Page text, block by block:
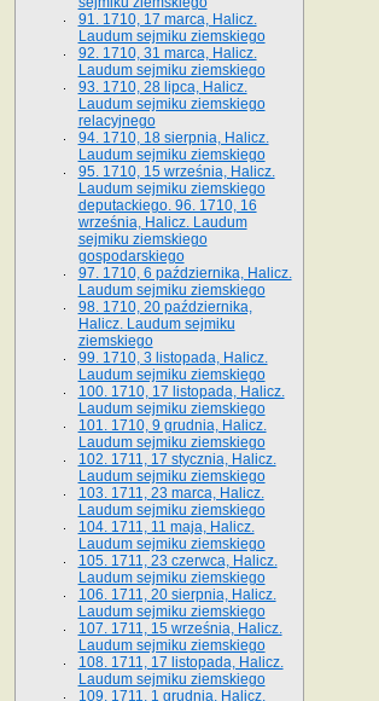
91. 1710, 17 marca, Halicz.
Laudum sejmiku ziemskiego
92. 1710, 31 marca, Halicz.
Laudum sejmiku ziemskiego
93. 1710, 28 lipca, Halicz.
Laudum sejmiku ziemskiego
relacyjnego
94. 1710, 18 sierpnia, Halicz.
Laudum sejmiku ziemskiego
95. 1710, 15 września, Halicz.
Laudum sejmiku ziemskiego
deputackiego. 96. 1710, 16
września, Halicz. Laudum
sejmiku ziemskiego
gospodarskiego
97. 1710, 6 października, Halicz.
Laudum sejmiku ziemskiego
98. 1710, 20 października,
Halicz. Laudum sejmiku
ziemskiego
99. 1710, 3 listopada, Halicz.
Laudum sejmiku ziemskiego
100. 1710, 17 listopada, Halicz.
Laudum sejmiku ziemskiego
101. 1710, 9 grudnia, Halicz.
Laudum sejmiku ziemskiego
102. 1711, 17 stycznia, Halicz.
Laudum sejmiku ziemskiego
103. 1711, 23 marca, Halicz.
Laudum sejmiku ziemskiego
104. 1711, 11 maja, Halicz.
Laudum sejmiku ziemskiego
105. 1711, 23 czerwca, Halicz.
Laudum sejmiku ziemskiego
106. 1711, 20 sierpnia, Halicz.
Laudum sejmiku ziemskiego
107. 1711, 15 września, Halicz.
Laudum sejmiku ziemskiego
108. 1711, 17 listopada, Halicz.
Laudum sejmiku ziemskiego
109. 1711, 1 grudnia, Halicz.